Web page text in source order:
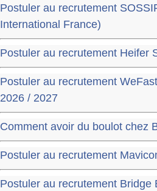
Postuler au recrutement
International France)
Postuler au recrutement Heifer
Postuler au recrutement
2026 / 2027
Comment avoir du boulot chez
Postuler au recrutement
Postuler au recrutement Bridge